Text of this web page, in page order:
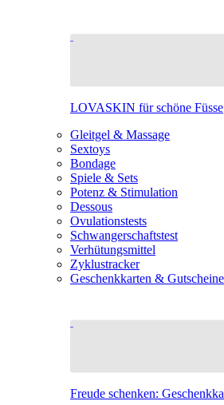
LOVASKIN für schöne Füsse
Gleitgel & Massage
Sextoys
Bondage
Spiele & Sets
Potenz & Stimulation
Dessous
Ovulationstests
Schwangerschaftstest
Verhütungsmittel
Zyklustracker
Geschenkkarten & Gutscheine
Freude schenken: